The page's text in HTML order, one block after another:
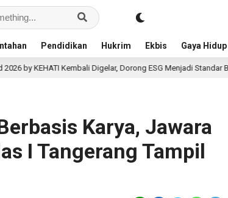
Pendidikan Hukrim Ekbis Gaya Hidup
Digelar, Dorong ESG Menjadi Standar Baru Daya Saing
Karya, Jawara
I Tangerang Tampil